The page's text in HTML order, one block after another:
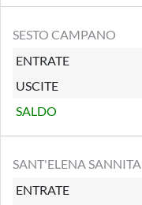
SESTO CAMPANO
ENTRATE
USCITE
SALDO
SANT'ELENA SANNITA
ENTRATE